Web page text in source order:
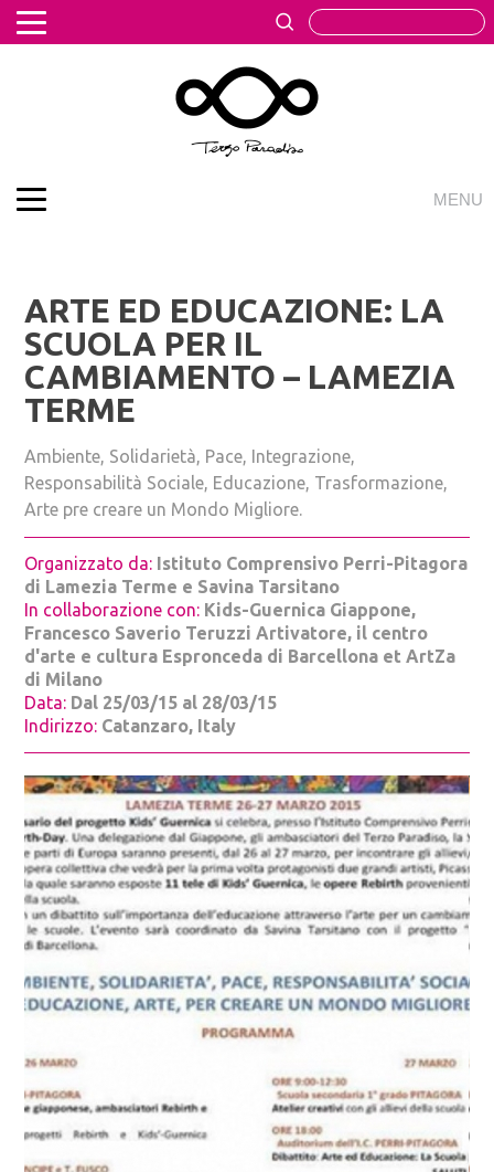
Skip
STORE ONLINE
Inglese
MENU
IL TEOREMA DELLA TRINAMICA
FORUM E CANTIERI
L'ARTE DELLA DEMOPRAXIA
LA MELA REINTEGRATA
PANDEMOPRAXIA
AMBASCIATE
ATTIVITÀ
REBIRTH FORUM
HAVANA 2015
MILANO 2016
HAVANA 2016
MELBOURNE 2017
MILANO 2017
TIRANA 2017
ROMA 2019
IL CANTIERE DI CUBA
PARTECIPA
ISCRIVITI ALLA NEWSLETTER
DIFFONDI IL SIMBOLO
PARTECIPA A UN CANTIERE
DIVENTA AMBASCIATORE O AMBASCIATRICE
ORGANIZZA UN FORUM
USO DEL SIMBOLO
ARTE ED EDUCAZIONE: LA
SCUOLA PER IL
CAMBIAMENTO – LAMEZIA
TERME
Ambiente, Solidarietà, Pace, Integrazione,
Responsabilità Sociale, Educazione, Trasformazione,
Arte pre creare un Mondo Migliore.
Organizzato da: Istituto Comprensivo Perri-Pitagora
di Lamezia Terme e Savina Tarsitano
In collaborazione con: Kids-Guernica Giappone,
Francesco Saverio Teruzzi Artivatore, il centro
d'arte e cultura Espronceda di Barcellona et ArtZa
di Milano
Data: Dal 25/03/15 al 28/03/15
Indirizzo: Catanzaro, Italy